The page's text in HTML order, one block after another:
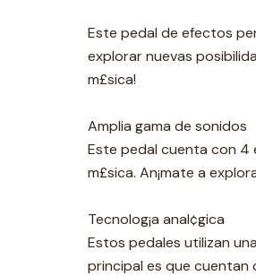
Este pedal de efectos
explorar nuevas
m£sica!
Amplia gama de sonidos
Este pedal cuenta con 4
m£sica. ­An¡mate a
Tecnolog¡a anal¢gica
Estos pedales utilizan
principal es que cuentan